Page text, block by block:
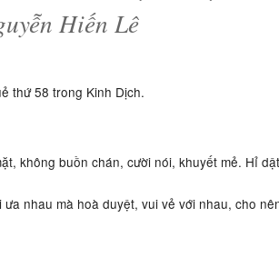
Hiến Lê
thứ 58 trong Kinh Dịch.
không buồn chán, cười nói, khuyết mẻ. Hỉ
nhau mà hoà duyệt, vui vẻ với nhau, cho